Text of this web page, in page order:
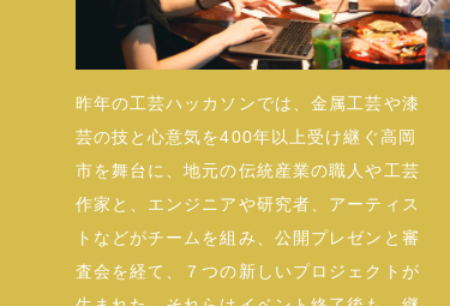
昨年の工芸ハッカソンでは、金属工芸や漆
芸の技と心意気を400年以上受け継ぐ高岡
市を舞台に、地元の伝統産業の職人や工芸
作家と、エンジニアや研究者、アーティス
トなどがチームを組み、公開プレゼンと審
査会を経て、７つの新しいプロジェクトが